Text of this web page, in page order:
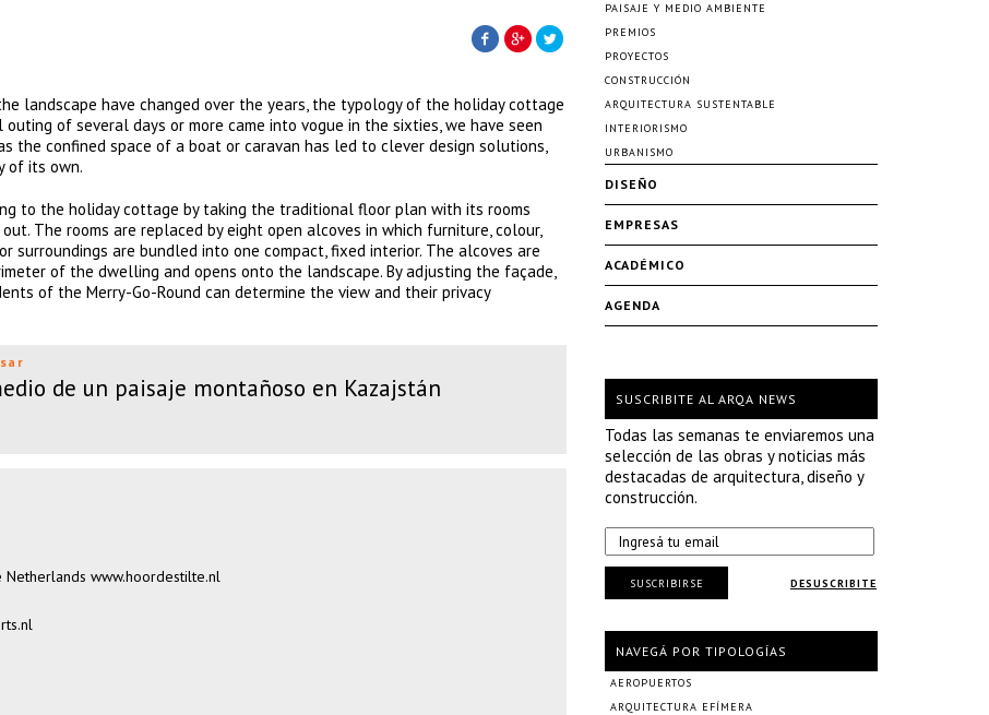
landscape have changed over the years, the typology of the holiday cottage
of several days or more came into vogue in the sixties, we have seen
the confined space of a boat or caravan has led to clever design solutions,
of its own.
to the holiday cottage by taking the traditional floor plan with its rooms
The rooms are replaced by eight open alcoves in which furniture, colour,
are bundled into one compact, fixed interior. The alcoves are
of the dwelling and opens onto the landscape. By adjusting the façade,
of the Merry-Go-Round can determine the view and their privacy
de un paisaje montañoso en Kazajstán
Netherlands www.hoordestilte.nl
PAISAJE Y MEDIO AMBIENTE
PREMIOS
PROYECTOS
CONSTRUCCIÓN
ARQUITECTURA SUSTENTABLE
INTERIORISMO
URBANISMO
DISEÑO
EMPRESAS
ACADÉMICO
AGENDA
SUSCRIBITE AL ARQA NEWS
Todas las semanas te enviaremos una
selección de las obras y noticias más
destacadas de arquitectura, diseño y
construcción.
DESUSCRIBITE
SUSCRIBIRSE
NAVEGÁ POR TIPOLOGÍAS
AEROPUERTOS
ARQUITECTURA EFÍMERA